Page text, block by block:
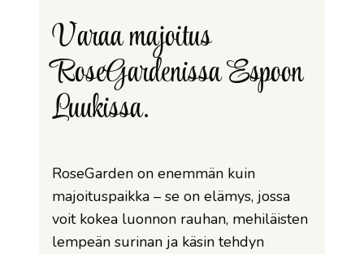
Varaa majoitus
RoseGardenissa Espoon
Luukissa.
RoseGarden on enemmän kuin
majoituspaikka – se on elämys, jossa
voit kokea luonnon rauhan, mehiläisten
lempeän surinan ja käsin tehdyn